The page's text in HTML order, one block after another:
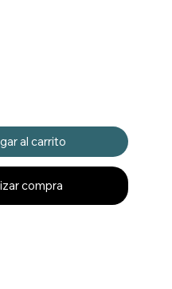
al carrito
compra